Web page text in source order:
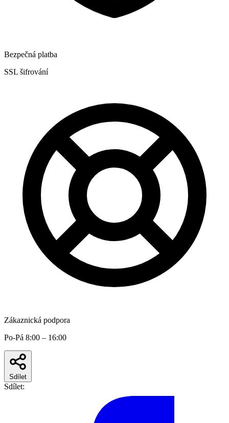
Bezpečná platba
SSL šifrování
Zákaznická podpora
Po-Pá 8:00 – 16:00
Sdílet
Sdílet: